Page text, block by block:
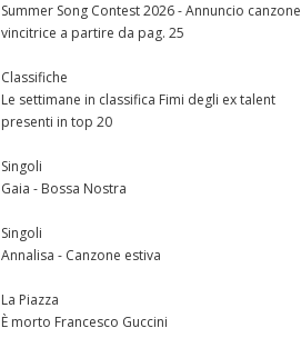
Summer Song Contest 2026 - Annuncio canzone
vincitrice a partire da pag. 25
Classifiche
Le settimane in classifica Fimi degli ex talent
presenti in top 20
Singoli
Gaia - Bossa Nostra
Singoli
Annalisa - Canzone estiva
La Piazza
È morto Francesco Guccini